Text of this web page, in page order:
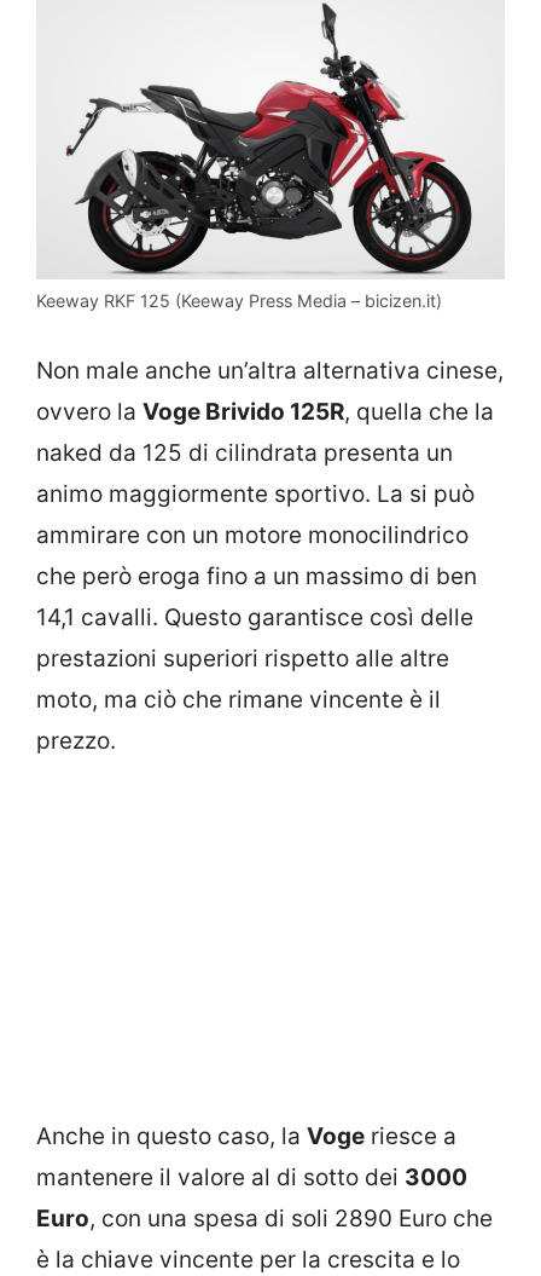
Keeway RKF 125 (Keeway Press Media – bicizen.it)
Non male anche un’altra alternativa cinese,
ovvero la Voge Brivido 125R, quella che la
naked da 125 di cilindrata presenta un
animo maggiormente sportivo. La si può
ammirare con un motore monocilindrico
che però eroga fino a un massimo di ben
14,1 cavalli. Questo garantisce così delle
prestazioni superiori rispetto alle altre
moto, ma ciò che rimane vincente è il
prezzo.
Anche in questo caso, la Voge riesce a
mantenere il valore al di sotto dei 3000
Euro, con una spesa di soli 2890 Euro che
è la chiave vincente per la crescita e lo